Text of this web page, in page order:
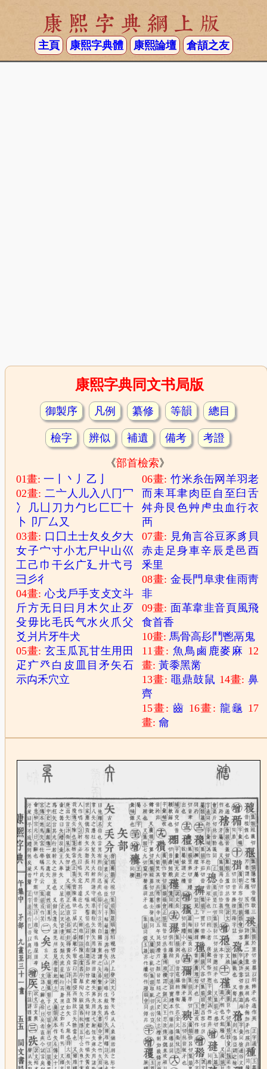
康熙字典網上版
主頁 康熙字典體 康熙論壇 倉頡之友
康熙字典同文书局版
御製序 凡例 纂修 等韻 總目
檢字 辨似 補遺 備考 考證
《部首檢索》
01畫:一 丶 丿 乙
02畫:二亠 人 儿入 八 冂冖
冫
几 凵 刀 力 勹 匕 匚匸十
卜
卩厂厶 又
03畫: 口 囗 土士夂 夊 夕大
女子宀寸小尢尸 屮 山巛
工 己 巾 干幺 广廴廾弋弓
彐 彡彳
04畫:心戈 戶手支 攴文斗
斤方无 日 曰 月木 欠止 歹
殳毋 比毛 氏气水 火 爪父
爻 爿 片牙牛犬
05畫:玄玉 瓜瓦甘生用 田
疋 疒癶 白 皮 目矛 矢石
示禸禾穴立
06畫: 竹米糸缶网 羊羽老
而耒耳聿肉 臣 自 至 臼舌
舛舟 艮色艸 虍 虫 血行衣
襾
07畫: 見角言谷豆豕豸 貝
赤走 足身車辛辰 辵 邑酉
釆里
08畫: 金長門 阜隶隹雨靑
非
09畫: 面革韋韭音頁風飛
食首香
10畫:馬骨高髟 鬥鬯鬲 鬼
11畫: 魚鳥 鹵 鹿麥 麻 12
畫:黃黍黑黹
13畫: 黽鼎鼓鼠 14畫:鼻
齊
15畫:齒 16畫:龍龜 17
畫:龠